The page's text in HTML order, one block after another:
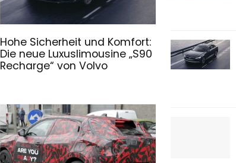
Hohe Sicherheit und Komfort:
Die neue Luxuslimousine „S90
Recharge“ von Volvo